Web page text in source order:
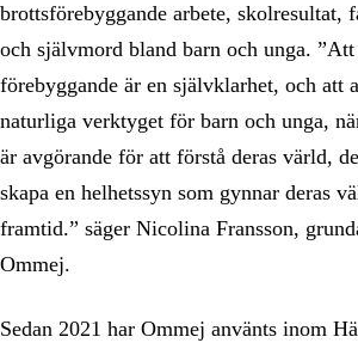
brottsförebyggande arbete, skolresultat,
och självmord bland barn och unga. ”Att
förebyggande är en självklarhet, och att
naturliga verktyget för barn och unga,
är avgörande för att förstå deras värld,
skapa en helhetssyn som gynnar deras
framtid.” säger Nicolina Fransson,
Ommej.
Sedan 2021 har Ommej använts inom